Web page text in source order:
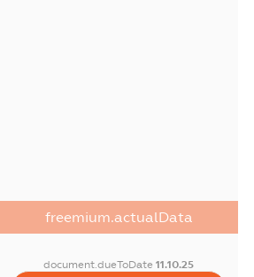
freemium.actualData
document.dueToDate11.10.25